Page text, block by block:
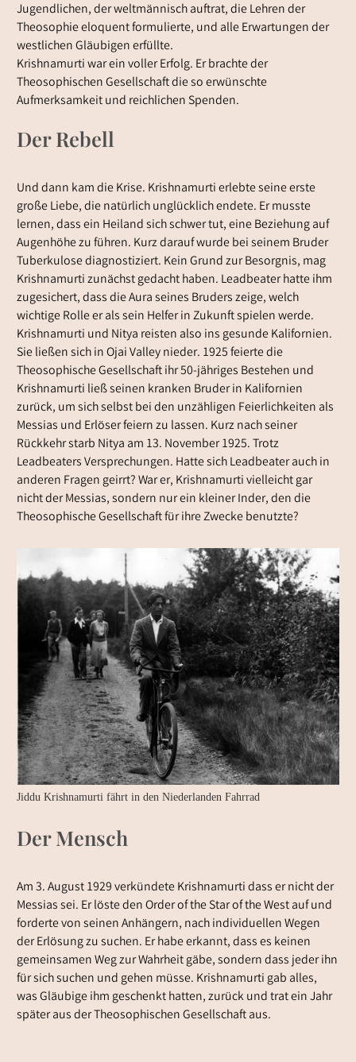
Jugendlichen, der weltmännisch auftrat, die Lehren der
Theosophie eloquent formulierte, und alle Erwartungen der
westlichen Gläubigen erfüllte.
Krishnamurti war ein voller Erfolg. Er brachte der
Theosophischen Gesellschaft die so erwünschte
Aufmerksamkeit und reichlichen Spenden.
Der Rebell
Und dann kam die Krise. Krishnamurti erlebte seine erste
große Liebe, die natürlich unglücklich endete. Er musste
lernen, dass ein Heiland sich schwer tut, eine Beziehung auf
Augenhöhe zu führen. Kurz darauf wurde bei seinem Bruder
Tuberkulose diagnostiziert. Kein Grund zur Besorgnis, mag
Krishnamurti zunächst gedacht haben. Leadbeater hatte ihm
zugesichert, dass die Aura seines Bruders zeige, welch
wichtige Rolle er als sein Helfer in Zukunft spielen werde.
Krishnamurti und Nitya reisten also ins gesunde Kalifornien.
Sie ließen sich in Ojai Valley nieder. 1925 feierte die
Theosophische Gesellschaft ihr 50-jähriges Bestehen und
Krishnamurti ließ seinen kranken Bruder in Kalifornien
zurück, um sich selbst bei den unzähligen Feierlichkeiten als
Messias und Erlöser feiern zu lassen. Kurz nach seiner
Rückkehr starb Nitya am 13. November 1925. Trotz
Leadbeaters Versprechungen. Hatte sich Leadbeater auch in
anderen Fragen geirrt? War er, Krishnamurti vielleicht gar
nicht der Messias, sondern nur ein kleiner Inder, den die
Theosophische Gesellschaft für ihre Zwecke benutzte?
Jiddu Krishnamurti fährt in den Niederlanden Fahrrad
Der Mensch
Am 3. August 1929 verkündete Krishnamurti dass er nicht der
Messias sei. Er löste den Order of the Star of the West auf und
forderte von seinen Anhängern, nach individuellen Wegen
der Erlösung zu suchen. Er habe erkannt, dass es keinen
gemeinsamen Weg zur Wahrheit gäbe, sondern dass jeder ihn
für sich suchen und gehen müsse. Krishnamurti gab alles,
was Gläubige ihm geschenkt hatten, zurück und trat ein Jahr
später aus der Theosophischen Gesellschaft aus.